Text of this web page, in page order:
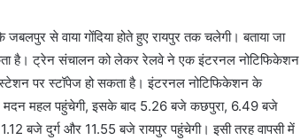
से वाया गोंदिया होते हुए रायपुर तक चलेगी। बताया जा
है। ट्रेन संचालन को लेकर रेलवे ने एक इंटरनल नोटिफिकेशन
पर स्टॉपेज हो सकता है। इंटरनल नोटिफिकेशन के
मदन महल पहुंचेगी, इसके बाद 5.26 बजे कछपुरा, 6.49 बजे
बजे दुर्ग और 11.55 बजे रायपुर पहुंचेगी। इसी तरह वापसी में